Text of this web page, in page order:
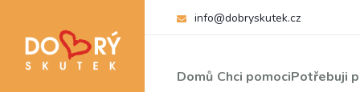
info@dobryskutek.cz
Domů Chci pomociPotřebuji